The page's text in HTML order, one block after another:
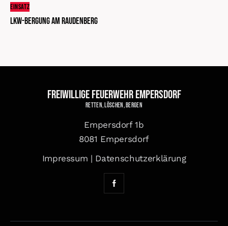
EINSATZ
LKW-Bergung am Raudenberg
Freiwillige Feuerwehr Empersdorf
Retten, Löschen, Bergen
Empersdorf 1b
8081 Empersdorf
Impressum | Datenschutzerklärung